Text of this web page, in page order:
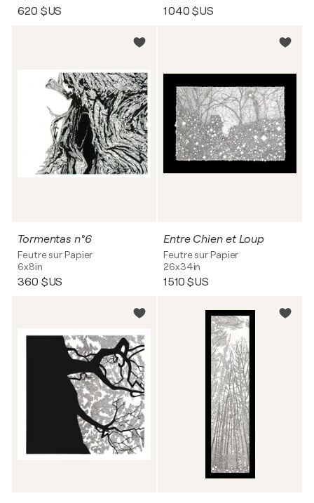
620 $US 1 040 $US
Tormentas n°6
Feutre sur Papier
6x8in
360 $US
Entre Chien et Loup
Feutre sur Papier
26x34in
1 510 $US